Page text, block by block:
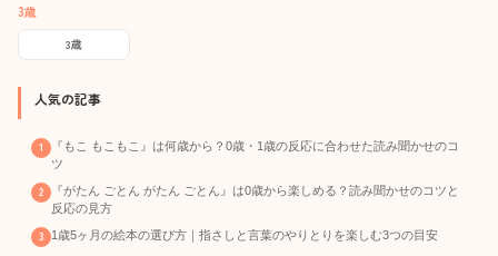
3歳
3歳
人気の記事
『もこ もこもこ』は何歳から？0歳・1歳の反応に合わせた読み聞かせのコ
ツ
『がたん ごとん がたん ごとん』は0歳から楽しめる？読み聞かせのコツと
反応の見方
1歳5ヶ月の絵本の選び方｜指さしと言葉のやりとりを楽しむ3つの目安